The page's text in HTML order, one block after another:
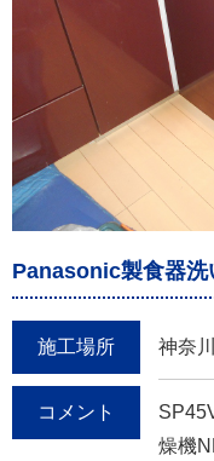
Panasonic製食器洗
施工場所 神奈
コメント
燥機